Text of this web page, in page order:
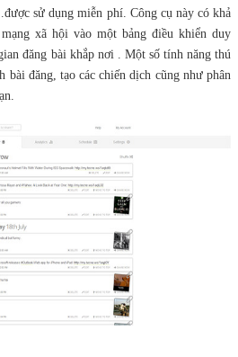
sử dụng miễn phí. Công cụ này có khả
xã hội vào một bảng điều khiển duy
đăng bài khắp nơi . Một số tính năng thú
bài đăng, tạo các chiến dịch cũng như phân